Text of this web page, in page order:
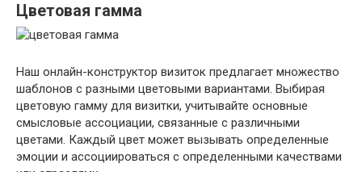
Цветовая гамма
Наш онлайн-конструктор визиток предлагает множество
шаблонов с разными цветовыми вариантами. Выбирая
цветовую гамму для визитки, учитывайте основные
смысловые ассоциации, связанные с различными
цветами. Каждый цвет может вызывать определенные
эмоции и ассоциироваться с определенными качествами